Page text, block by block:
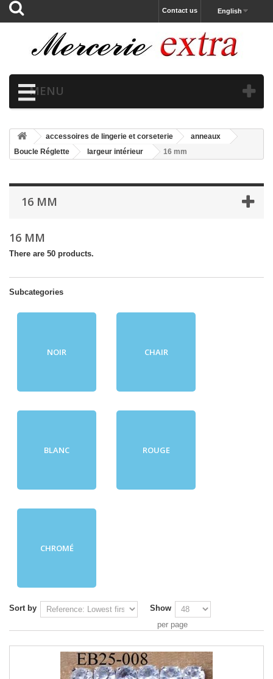
English
Contact us
MENU
accessoires de lingerie et corseterie
anneaux
Boucle Réglette
largeur intérieur 16 mm
16 MM
16 MM
There are 50 products.
Subcategories
NOIR CHAIR
BLANC ROUGE
CHROMÉ
Sort by
Show
per page